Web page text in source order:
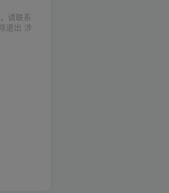
请联系
退出 涉